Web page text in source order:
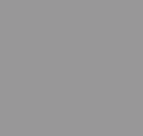
新しいウィンドウで